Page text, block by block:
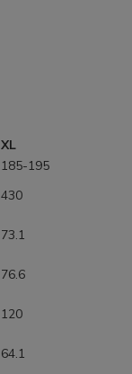
XL
185-195
430
73.1
76.6
120
64.1